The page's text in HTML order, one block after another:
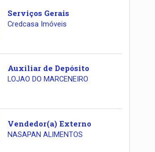
Serviços Gerais
Credcasa Imóveis
Auxiliar de Depósito
LOJAO DO MARCENEIRO
Vendedor(a) Externo
NASAPAN ALIMENTOS